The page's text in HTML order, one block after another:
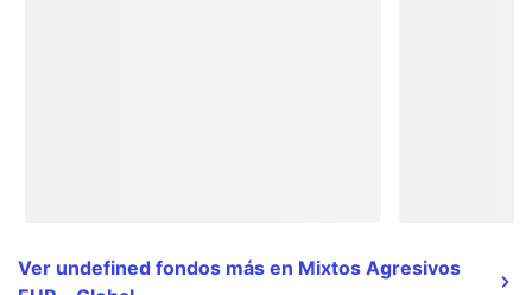
Ver undefined fondos más en Mixtos Agresivos